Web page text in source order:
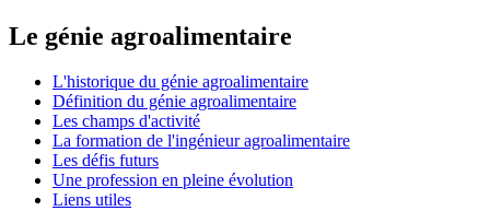
Le génie agroalimentaire
L'historique du génie agroalimentaire
Définition du génie agroalimentaire
Les champs d'activité
La formation de l'ingénieur agroalimentaire
Les défis futurs
Une profession en pleine évolution
Liens utiles